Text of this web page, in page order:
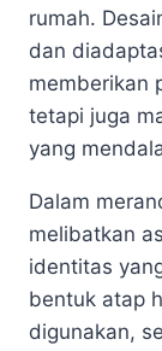
rumah.
dan
memberikan
tetapi juga
yang
Dalam
melibatkan
identitas
bentuk atap
digunakan,